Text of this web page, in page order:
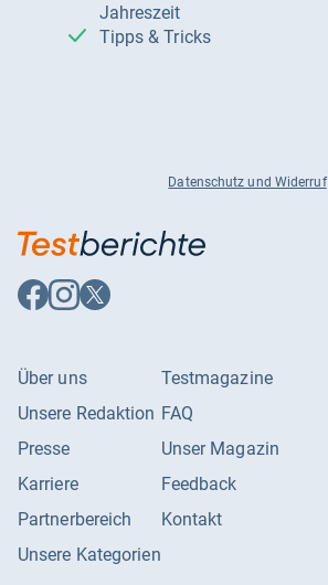
Jahreszeit
Tipps & Tricks
Datenschutz und Widerruf
Auf
Facebook
Auf
Instagram
Auf
X
Über uns
Unsere Redaktion
Presse
Karriere
Partnerbereich
Unsere Kategorien
Testmagazine
FAQ
Unser Magazin
Feedback
Kontakt